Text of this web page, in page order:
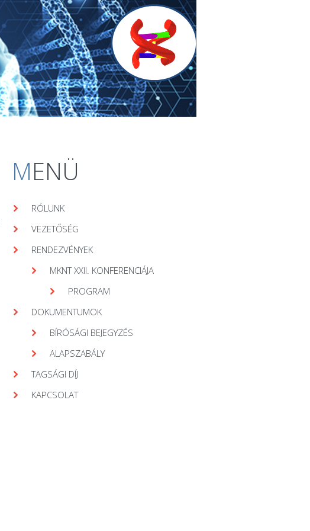
MENÜ
RÓLUNK
VEZETŐSÉG
RENDEZVÉNYEK
MKNT XXII. KONFERENCIÁJA
PROGRAM
DOKUMENTUMOK
BÍRÓSÁGI BEJEGYZÉS
ALAPSZABÁLY
TAGSÁGI DÍJ
KAPCSOLAT